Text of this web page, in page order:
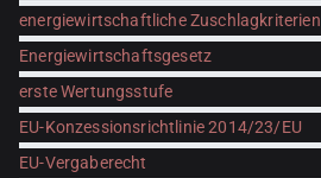
energiewirtschaftliche Zuschlagkriterien
Energiewirtschaftsgesetz
erste Wertungsstufe
EU-Konzessionsrichtlinie 2014/23/EU
EU-Vergaberecht